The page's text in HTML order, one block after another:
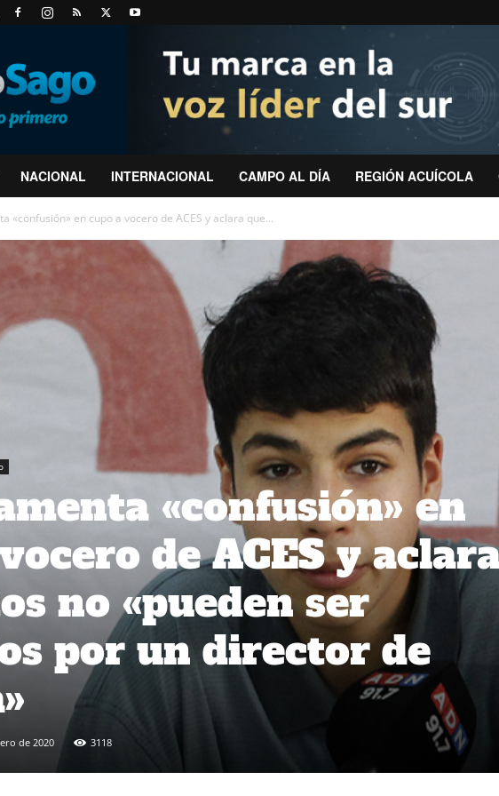
NACIONAL INTERNACIONAL CAMPO AL DÍA REGIÓN ACUÍCOLA
«confusión» en cupo a vocero de ACES y aclara que...
«confusión» en
de ACES y
no «pueden ser
por un director de
de 2020 3118